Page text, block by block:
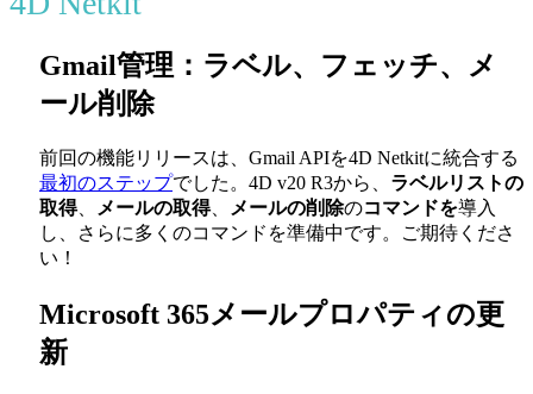
Gmail管理：ラベル、フェッチ、メ
ール削除
前回の機能リリースは、Gmail APIを4D Netkitに統合する
最初のステップでした。4D v20 R3から、 ラベルリストの
取得、 メールの取得、 メールの削除のコマンドを導入
し、さらに多くのコマンドを準備中です。ご期待くださ
い！
Microsoft 365メールプロパティの更
新